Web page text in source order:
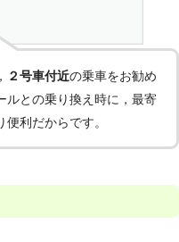
２号車付近の乗車をお勧め
ルとの乗り換え時に，最寄
利だからです。